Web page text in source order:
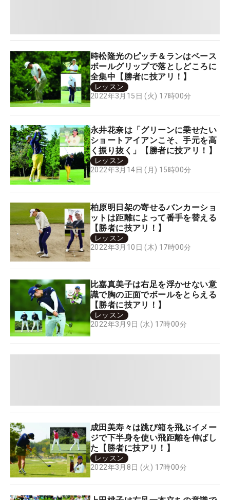
時松隆光のピッチ＆ランはベース
ボールグリップで落としどころに
全集中【勝者に技アリ！】
レッスン
2022年3月15日 (火) 17時00分
永井花奈は「グリーンに乗せたい
ショートアイアンこそ、手元を高
く振り抜く」【勝者に技アリ！】
レッスン
2022年3月14日 (月) 15時00分
柏原明日架の寄せるバンカーショ
ットは距離によって番手を替える
【勝者に技アリ！】
レッスン
2022年3月10日 (木) 17時00分
比嘉真美子は右足を浮かせない意
識で胸の正面でボールをとらえる
【勝者に技アリ！】
レッスン
2022年3月9日 (水) 17時00分
成田美寿々は跳び箱を飛ぶイメー
ジで下半身を使い飛距離を伸ばし
た【勝者に技アリ！】
レッスン
2022年3月8日 (火) 17時00分